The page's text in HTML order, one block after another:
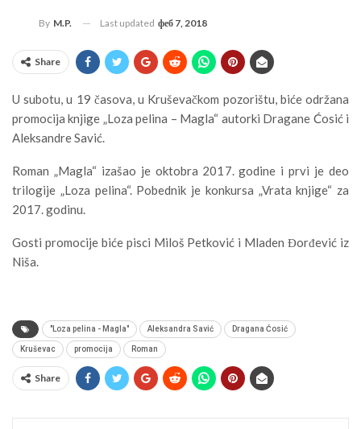
By M.P. Last updated феб 7, 2018
Share
U subotu, u 19 časova, u Kruševačkom pozorištu, biće održana
promocija knjige „Loza pelina – Magla“ autorki Dragane Ćosić i
Aleksandre Savić.
Roman „Magla“ izašao je oktobra 2017. godine i prvi je deo
trilogije „Loza pelina“. Pobednik je konkursa „Vrata knjige“ za
2017. godinu.
Gosti promocije biće pisci Miloš Petković i Mladen Đorđević iz
Niša.
"Loza pelina - Magla" Aleksandra Savić Dragana Ćosić
Kruševac promocija Roman
Share